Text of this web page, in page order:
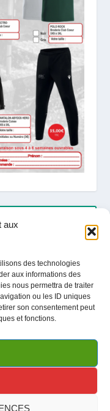
aux
des technologies
aux informations des
nous permettra de traiter
ou les ID uniques
son consentement peut
et fonctions.